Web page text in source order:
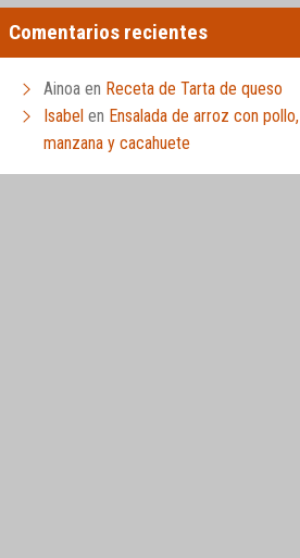
Comentarios recientes
Ainoa en Receta de Tarta de queso
Isabel en Ensalada de arroz con pollo,
manzana y cacahuete